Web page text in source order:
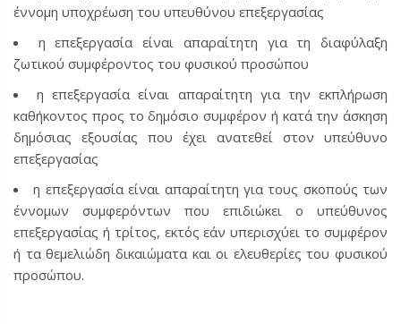
έννομη υποχρέωση του υπευθύνου επεξεργασίας
η επεξεργασία είναι απαραίτητη για τη διαφύλαξη
ζωτικού συμφέροντος του φυσικού προσώπου
η επεξεργασία είναι απαραίτητη για την εκπλήρωση
καθήκοντος προς το δημόσιο συμφέρον ή κατά την άσκηση
δημόσιας εξουσίας που έχει ανατεθεί στον υπεύθυνο
επεξεργασίας
η επεξεργασία είναι απαραίτητη για τους σκοπούς των
έννομων συμφερόντων που επιδιώκει ο υπεύθυνος
επεξεργασίας ή τρίτος, εκτός εάν υπερισχύει το συμφέρον
ή τα θεμελιώδη δικαιώματα και οι ελευθερίες του φυσικού
προσώπου.